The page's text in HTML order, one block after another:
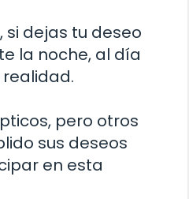
si dejas tu deseo
la noche, al día
pero otros
sus deseos
en esta